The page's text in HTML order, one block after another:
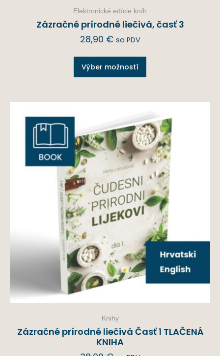
Elektronické edície kníh
Zázračné prírodné liečivá, časť 3
28,90 € sa PDV
Výber možností
Knihy
Zázračné prírodné liečivá Časť 1 TLAČENÁ
KNIHA